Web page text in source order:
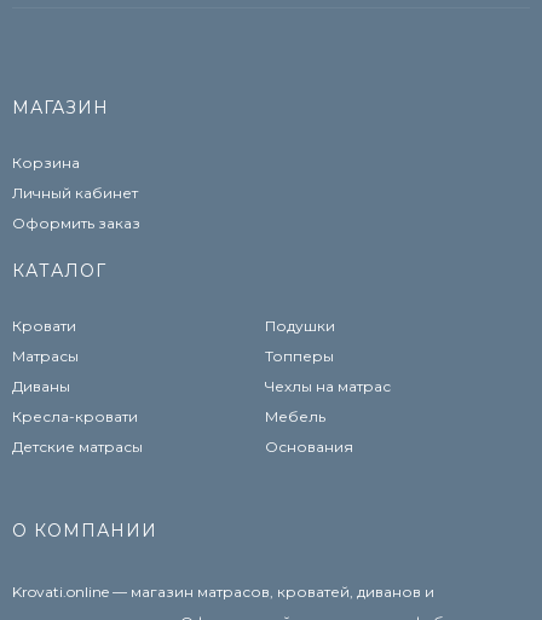
МАГАЗИН
Корзина
Личный кабинет
Оформить заказ
КАТАЛОГ
Кровати
Матрасы
Диваны
Кресла-кровати
Детские матрасы
Подушки
Топперы
Чехлы на матрас
Мебель
Основания
О КОМПАНИИ
Krovati.online — магазин матрасов, кроватей, диванов и